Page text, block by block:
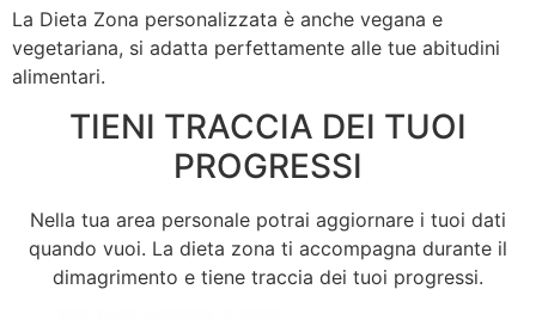
La Dieta Zona personalizzata è anche vegana e
vegetariana, si adatta perfettamente alle tue abitudini
alimentari.
TIENI TRACCIA DEI TUOI
PROGRESSI
Nella tua area personale potrai aggiornare i tuoi dati
quando vuoi. La dieta zona ti accompagna durante il
dimagrimento e tiene traccia dei tuoi progressi.